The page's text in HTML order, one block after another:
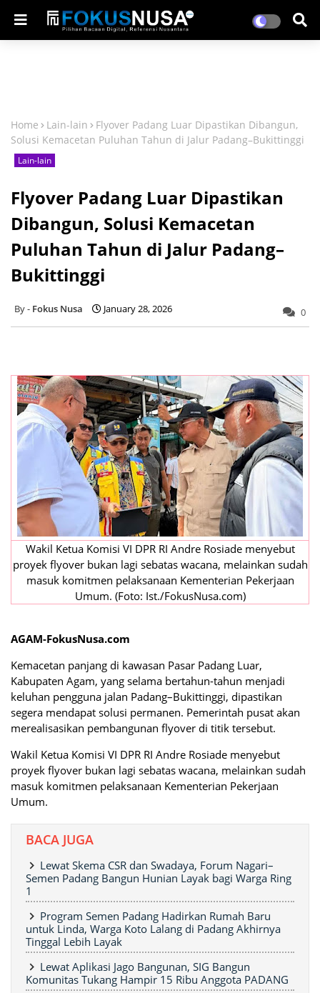
Home Lain-lain
Flyover Padang Luar Dipastikan Dibangun,
Solusi Kemacetan Puluhan Tahun di Jalur Padang–Bukittinggi
Lain-lain
Flyover Padang Luar Dipastikan
Dibangun, Solusi Kemacetan
Puluhan Tahun di Jalur Padang–
Bukittinggi
Fokus Nusa January 28, 2026 0
Wakil Ketua Komisi VI DPR RI Andre Rosiade menyebut
proyek flyover bukan lagi sebatas wacana, melainkan sudah
masuk komitmen pelaksanaan Kementerian Pekerjaan
Umum. (Foto: Ist./FokusNusa.com)
AGAM-FokusNusa.com
Kemacetan panjang di kawasan Pasar Padang Luar,
Kabupaten Agam, yang selama bertahun-tahun menjadi
keluhan pengguna jalan Padang–Bukittinggi, dipastikan
segera mendapat solusi permanen. Pemerintah pusat akan
merealisasikan pembangunan flyover di titik tersebut.
Wakil Ketua Komisi VI DPR RI Andre Rosiade menyebut
proyek flyover bukan lagi sebatas wacana, melainkan sudah
masuk komitmen pelaksanaan Kementerian Pekerjaan
Umum.
BACA JUGA
Lewat Skema CSR dan Swadaya, Forum Nagari–
Semen Padang Bangun Hunian Layak bagi Warga Ring
1
Program Semen Padang Hadirkan Rumah Baru
untuk Linda, Warga Koto Lalang di Padang Akhirnya
Tinggal Lebih Layak
Lewat Aplikasi Jago Bangunan, SIG Bangun
Komunitas Tukang Hampir 15 Ribu Anggota PADANG